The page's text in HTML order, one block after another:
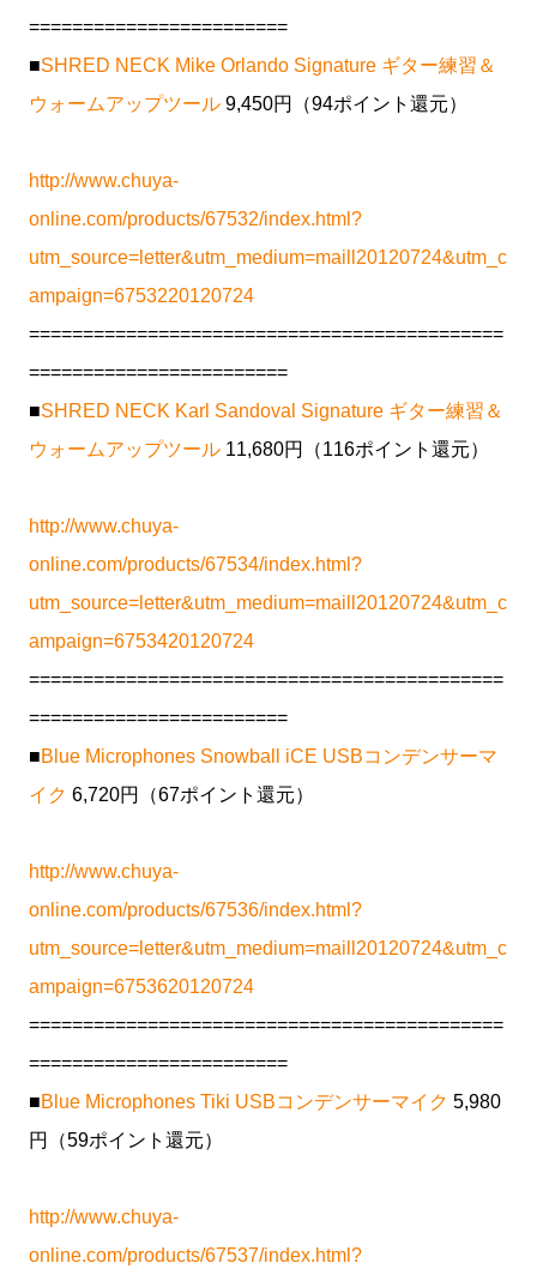
========================
■SHRED NECK Mike Orlando Signature ギター練習＆
ウォームアップツール 9,450円（94ポイント還元）
http://www.chuya-
online.com/products/67532/index.html?
utm_source=letter&utm_medium=maill20120724&utm_c
ampaign=6753220120724
============================================
========================
■SHRED NECK Karl Sandoval Signature ギター練習＆
ウォームアップツール 11,680円（116ポイント還元）
http://www.chuya-
online.com/products/67534/index.html?
utm_source=letter&utm_medium=maill20120724&utm_c
ampaign=6753420120724
============================================
========================
■Blue Microphones Snowball iCE USBコンデンサーマ
イク 6,720円（67ポイント還元）
http://www.chuya-
online.com/products/67536/index.html?
utm_source=letter&utm_medium=maill20120724&utm_c
ampaign=6753620120724
============================================
========================
■Blue Microphones Tiki USBコンデンサーマイク 5,980
円（59ポイント還元）
http://www.chuya-
online.com/products/67537/index.html?